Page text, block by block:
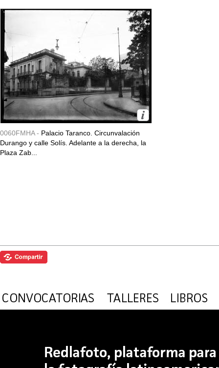
0060FMHA - Palacio Taranco. Circunvalación
Durango y calle Solís. Adelante a la derecha, la
Plaza Zab...